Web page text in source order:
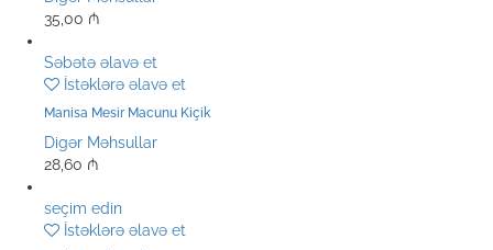
35,00 ₼
Səbətə əlavə et
İstəklərə əlavə et
Manisa Mesir Macunu Kiçik
Digər Məhsullar
28,60 ₼
seçim edin
İstəklərə əlavə et